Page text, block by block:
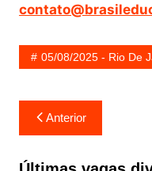
05/08/2025 - Rio De
Navegação
de
Post
Anterior